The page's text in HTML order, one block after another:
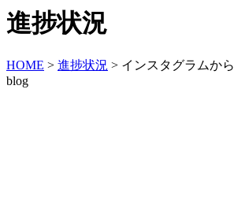
進捗状況
HOME > 進捗状況 > インスタグラムから
blog